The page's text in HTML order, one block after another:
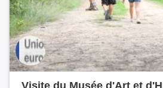
Visite du Musée d'Art et